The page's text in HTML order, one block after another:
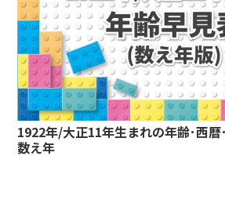
1922年/大正11年生まれの年齢･西
数え年